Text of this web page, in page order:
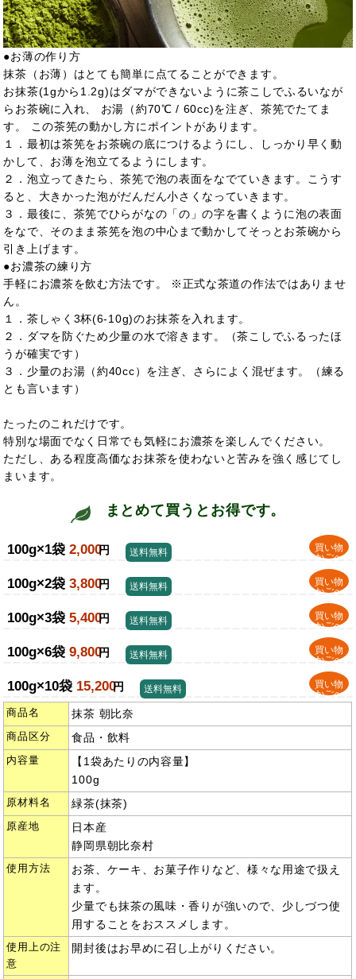
●お薄の作り方
抹茶（お薄）はとても簡単に点てることができます。
お抹茶(1gから1.2g)はダマができないように茶こしでふるいなが
らお茶碗に入れ、 お湯（約70℃ / 60cc)を注ぎ、茶筅でたてま
す。 この茶筅の動かし方にポイントがあります。
１．最初は茶筅をお茶碗の底につけるようにし、しっかり早く動
かして、お薄を泡立てるようにします。
２．泡立ってきたら、茶筅で泡の表面をなでていきます。こうす
ると、大きかった泡がだんだん小さくなっていきます。
３．最後に、茶筅でひらがなの「の」の字を書くように泡の表面
をなで、そのまま茶筅を泡の中心まで動かしてそっとお茶碗から
引き上げます。
●お濃茶の練り方
手軽にお濃茶を飲む方法です。 ※正式な茶道の作法ではありませ
ん。
１．茶しゃく3杯(6-10g)のお抹茶を入れます。
２．ダマを防ぐため少量の水で溶きます。（茶こしでふるったほ
うが確実です）
３．少量のお湯（約40cc）を注ぎ、さらによく混ぜます。（練る
とも言います）
たったのこれだけです。
特別な場面でなく日常でも気軽にお濃茶を楽しんでください。
ただし、ある程度高価なお抹茶を使わないと苦みを強く感じてし
まいます。
まとめて買うとお得です。
100g×1袋 2,000円
買い物
かごへ
送料無料
100g×2袋 3,800円
買い物
かごへ
送料無料
100g×3袋 5,400円
買い物
かごへ
送料無料
100g×6袋 9,800円
買い物
かごへ
送料無料
100g×10袋 15,200円
買い物
かごへ
送料無料
商品名 抹茶 朝比奈
商品区分 食品・飲料
内容量
【1袋あたりの内容量】
100g
原材料名 緑茶(抹茶)
原産地
日本産
静岡県朝比奈村
使用方法
お茶、ケーキ、お菓子作りなど、様々な用途で扱え
ます。
少量でも抹茶の風味・香りが強いので、少しづつ使
用することをおススメします。
使用上の注
意
開封後はお早めに召し上がりください。